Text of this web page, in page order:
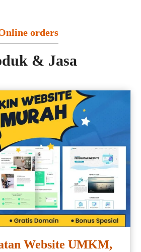
orders
& Jasa
Website UMKM,